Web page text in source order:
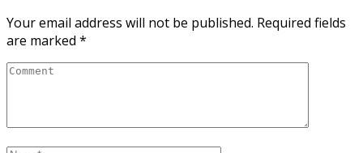
Your email address will not be published. Required fields
are marked *